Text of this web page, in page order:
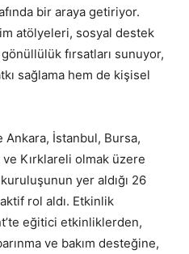
bir araya getiriyor.
atölyeleri, sosyal destek
fırsatları sunuyor,
sağlama hem de kişisel
Ankara, İstanbul, Bursa,
ve Kırklareli olmak üzere
yer aldığı 26
rol aldı. Etkinlik
eğitici etkinliklerden,
ve bakım desteğine,